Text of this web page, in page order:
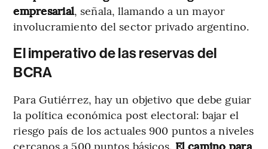
empresarial, señala, llamando a un mayor
involucramiento del sector privado argentino.
El imperativo de las reservas del
BCRA
Para Gutiérrez, hay un objetivo que debe guiar
la política económica post electoral: bajar el
riesgo país de los actuales 900 puntos a niveles
cercanos a 500 puntos básicos. El camino para